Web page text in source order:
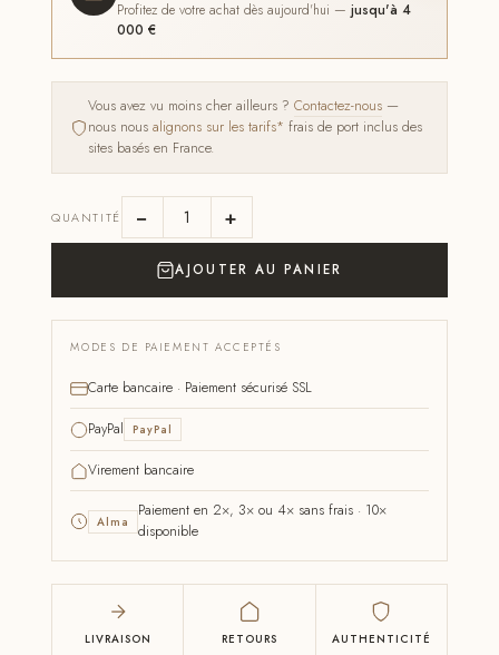
Profitez de votre achat dès aujourd'hui —jusqu'à 4
000 €
Vous avez vu moins cher ailleurs ?Contactez-nous —
nous nousalignons sur les tarifs* frais de port inclus des
sites basés en France.
QUANTITÉ − +
AJOUTER AU PANIER
MODES DE PAIEMENT ACCEPTÉS
Carte bancaire · Paiement sécurisé SSL
PayPal PayPal
Virement bancaire
Alma
Paiement en 2×, 3× ou 4× sans frais · 10×
disponible
LIVRAISON RETOURS AUTHENTICITÉ